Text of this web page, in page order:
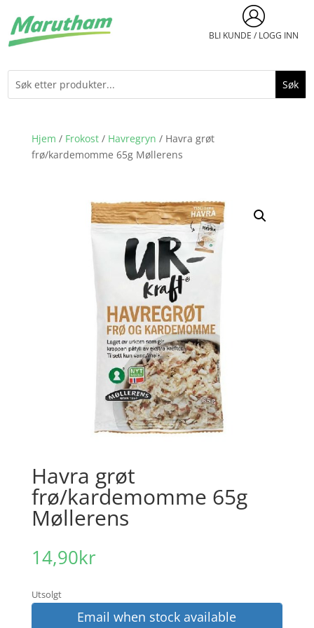
BLI KUNDE / LOGG INN
Hjem / Frokost/ Havregryn / Havra grøt
frø/kardemomme 65g Møllerens
Havra grøt
frø/kardemomme 65g
Møllerens
14,90kr
Utsolgt
Email when stock available